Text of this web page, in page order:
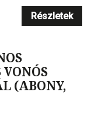
Részletek
(ABONY,